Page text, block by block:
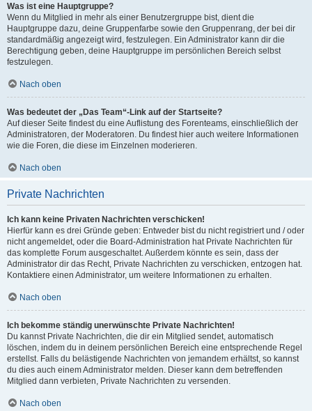
Was ist eine Hauptgruppe?
Wenn du Mitglied in mehr als einer Benutzergruppe bist, dient die
Hauptgruppe dazu, deine Gruppenfarbe sowie den Gruppenrang, der bei dir
standardmäßig angezeigt wird, festzulegen. Ein Administrator kann dir die
Berechtigung geben, deine Hauptgruppe im persönlichen Bereich selbst
festzulegen.
Nach oben
Was bedeutet der „Das Team“-Link auf der Startseite?
Auf dieser Seite findest du eine Auflistung des Forenteams, einschließlich der
Administratoren, der Moderatoren. Du findest hier auch weitere Informationen
wie die Foren, die diese im Einzelnen moderieren.
Nach oben
Private Nachrichten
Ich kann keine Privaten Nachrichten verschicken!
Hierfür kann es drei Gründe geben: Entweder bist du nicht registriert und / oder
nicht angemeldet, oder die Board-Administration hat Private Nachrichten für
das komplette Forum ausgeschaltet. Außerdem könnte es sein, dass der
Administrator dir das Recht, Private Nachrichten zu verschicken, entzogen hat.
Kontaktiere einen Administrator, um weitere Informationen zu erhalten.
Nach oben
Ich bekomme ständig unerwünschte Private Nachrichten!
Du kannst Private Nachrichten, die dir ein Mitglied sendet, automatisch
löschen, indem du in deinem persönlichen Bereich eine entsprechende Regel
erstellst. Falls du belästigende Nachrichten von jemandem erhältst, so kannst
du dies auch einem Administrator melden. Dieser kann dem betreffenden
Mitglied dann verbieten, Private Nachrichten zu versenden.
Nach oben